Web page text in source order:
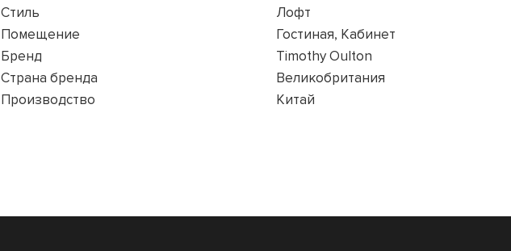
Стиль
Лофт
Помещение
Гостиная, Кабинет
Бренд
Timothy Oulton
Страна бренда
Великобритания
Производство
Китай